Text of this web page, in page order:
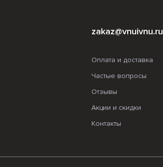
zakaz@vnuivnu.ru
Оплата и доставка
Частые вопросы
Отзывы
Акции и скидки
Контакты